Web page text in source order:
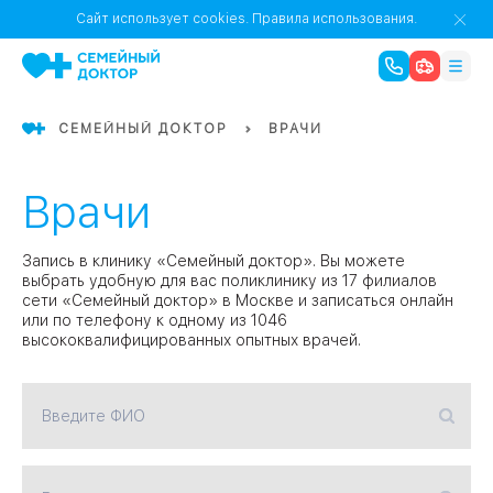
05
1 0
Бабушкинская
Баррикадная
Речной Вокзал
Сайт использует cookies. Правила использования.
СЕМЕЙНЫЙ ДОКТОР ВРАЧИ
Врачи
Запись в клинику «Семейный доктор». Вы можете
выбрать удобную для вас поликлинику из 17 филиалов
сети «Семейный доктор» в Москве и записаться онлайн
или по телефону к одному из 1046
высококвалифицированных опытных врачей.
Введите ФИО